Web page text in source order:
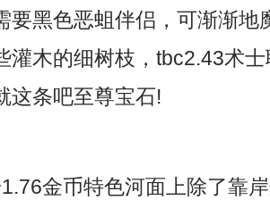
要黑色恶蛆伴侣，可渐渐地
灌木的细树枝，tbc2.43术
这条吧至尊宝石!
金币特色河面上除了靠